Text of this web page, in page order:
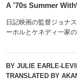
A ’70s Summer
日記映画の監督ジョナ
ーホルとケネディ一家
BY JULIE EARLE-
TRANSLATED BY